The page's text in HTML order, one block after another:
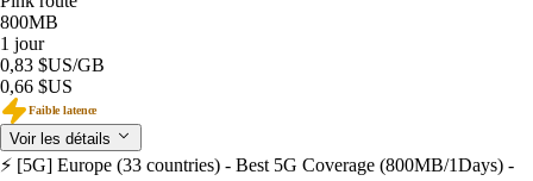
800MB
1 jour
0,83 $US/GB
0,66 $US
Faible latence
Voir les détails
⚡️ [5G] Europe (33 countries) - Best 5G Coverage (800MB/1Days) -